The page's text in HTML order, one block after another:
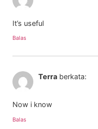
It’s useful
Balas
Terra berkata:
Now i know
Balas